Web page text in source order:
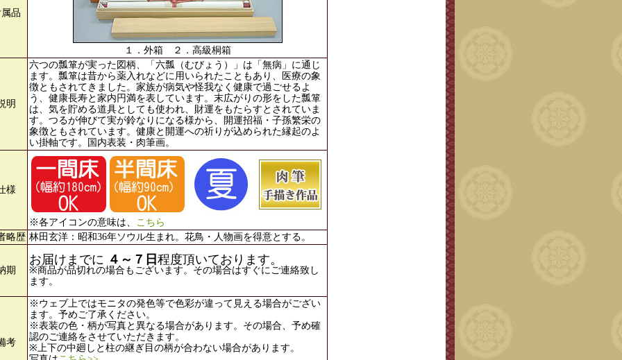
品
１．外箱 ２．高級桐箱
明
六つの瓢箪が実った図柄、「六瓢（むびょう）」は「無病」に通じ
ます。瓢箪は昔から薬入れなどに用いられたこともあり、医療の象
徴ともされてきました。家族が病気や怪我なく健康で過ごせるよ
う、健康長寿と家内円満を表しています。末広がりの形をした瓢箪
は、気を貯める道具としても使われ、財運をもたらすとされていま
す。つるが伸びて実が鈴なりになる様から、開運招福・子孫繁栄の
象徴ともされています。健康と開運への祈りが込められた縁起のよ
い掛軸です。国内表装・肉筆画。
様
※各アイコンの意味は、 こちら
略歴 林田玄洋：昭和36年ソウル生まれ。花鳥・人物画を得意とする。
期
お届けまでに ４～７日 程度頂いております。
※商品が品切れの場合もございます。その場合はすぐにご連絡致し
ます。
考
※ウェブ上ではモニタの発色等で色彩が違って見える場合がござい
ます。予めご了承ください。
※表装の色・柄が写真と異なる場合があります。その場合、予め確
認のご連絡をさせていただきます。
※上下の中廻しと柱の継ぎ目の柄が合わない場合があります。